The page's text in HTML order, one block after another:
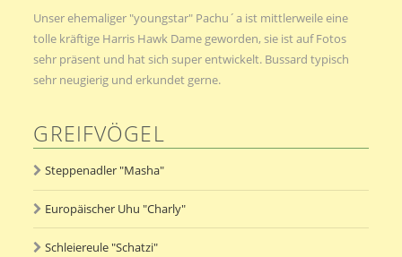
Unser ehemaliger "youngstar" Pachu´a ist mittlerweile eine
tolle kräftige Harris Hawk Dame geworden, sie ist auf Fotos
sehr präsent und hat sich super entwickelt. Bussard typisch
sehr neugierig und erkundet gerne.
GREIFVÖGEL
Steppenadler "Masha"
Europäischer Uhu "Charly"
Schleiereule "Schatzi"